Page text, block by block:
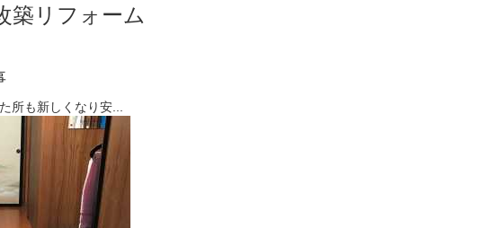
築リフォーム
所も新しくなり安...